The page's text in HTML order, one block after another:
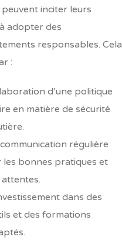
inciter leurs
adopter des
responsables. Cela
:
d’une politique
en matière de sécurité
régulière
les bonnes pratiques et
attentes.
dans des
et des formations